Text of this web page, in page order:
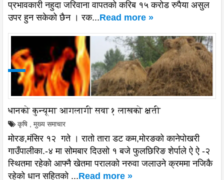
प्रभावकारी नहुदा जरिवाना वापतको करिब १५ करोड रुपैया असुल
उपर हुन सकेको छैन । रक...Read more »
धानको कुन्यूमा आगलागी सवा १ लाखको क्षती
कृषि मुख्य समाचार
मोरङ,मंसिर १२ गते । रातो तारा डट कम,मोरङको कानेपोखरी
गाउँपालीका.-४ मा सोमबार दिउसो १ बजे फुलछिरिङ शेर्पाले ऐ ऐ -२
स्थितमा रहेको आफ्नै खेतमा परालको नरुवा जलाउने क्रममा नजिकै
रहेको धान सहितको ...Read more »